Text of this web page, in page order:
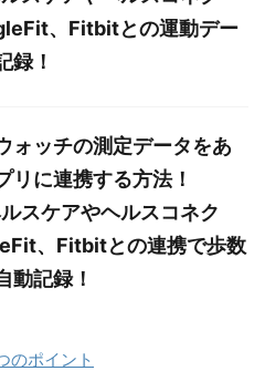
、Fitbitとの運動デー
録！
ォッチの測定データをあ
リに連携する方法！
スケアやヘルスコネク
、Fitbitとの連携で歩数
動記録！
のポイント